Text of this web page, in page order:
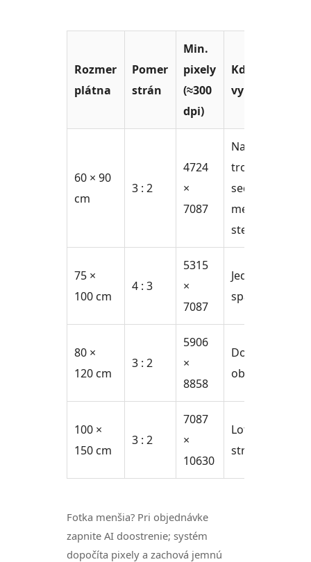
Rozmer
plátna
Pomer
strán
Min.
pixely
(≈300
dpi)
Kde
vynikne
60 × 90
cm
3 : 2
4724
×
7087
Nad
trojmiestnu
sedačku,
menšia
stena
75 ×
100 cm
4 : 3
5315
×
7087
Jedáleň,
spálňa
80 ×
120 cm
3 : 2
5906
×
8858
Dominanta
obývačky
100 ×
150 cm
3 : 2
7087
×
10630
Loft, vysoký
strop
Fotka menšia? Pri objednávke
zapnite AI doostrenie; systém
dopočíta pixely a zachová jemnú